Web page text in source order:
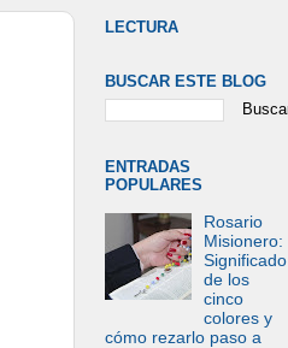
LECTURA
BUSCAR ESTE BLOG
ENTRADAS
POPULARES
Rosario
Misionero:
Significado
de los
cinco
colores y
cómo rezarlo paso a